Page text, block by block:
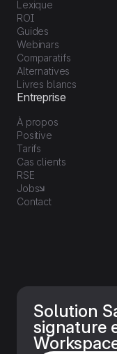
Lexique
ROI
Guides
Webinars
Comparatifs
Alternatives
Livres blancs
Entreprise
À propos
Positive
Tarifs
Cas clients
RSE
Jobs
Contact
Solution
signature